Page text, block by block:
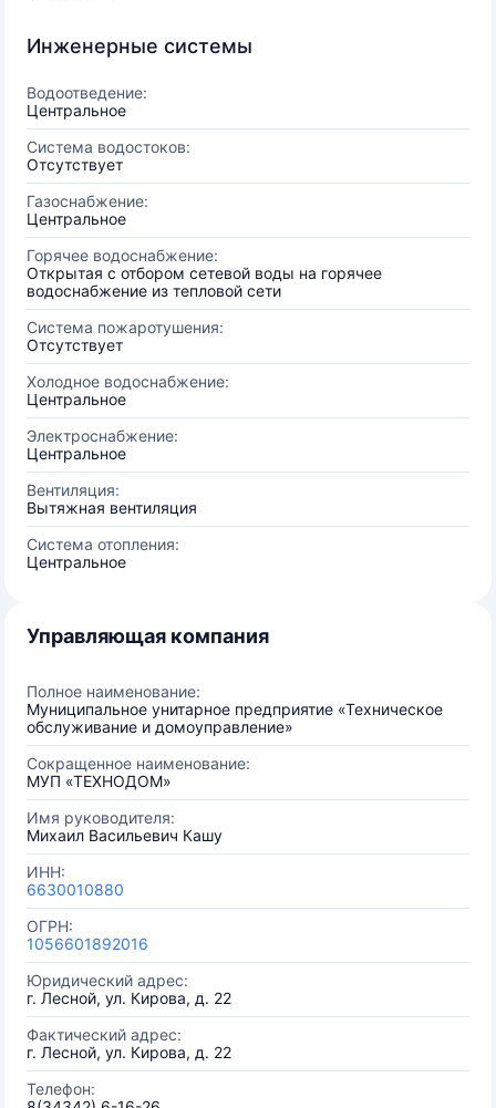
Инженерные системы
Водоотведение:
Центральное
Система водостоков:
Отсутствует
Газоснабжение:
Центральное
Горячее водоснабжение:
Открытая с отбором сетевой воды на горячее
водоснабжение из тепловой сети
Система пожаротушения:
Отсутствует
Холодное водоснабжение:
Центральное
Электроснабжение:
Центральное
Вентиляция:
Вытяжная вентиляция
Система отопления:
Центральное
Управляющая компания
Полное наименование:
Муниципальное унитарное предприятие «Техническое
обслуживание и домоуправление»
Сокращенное наименование:
МУП «ТЕХНОДОМ»
Имя руководителя:
Михаил Васильевич Кашу
ИНН:
6630010880
ОГРН:
1056601892016
Юридический адрес:
г. Лесной, ул. Кирова, д. 22
Фактический адрес:
г. Лесной, ул. Кирова, д. 22
Телефон: